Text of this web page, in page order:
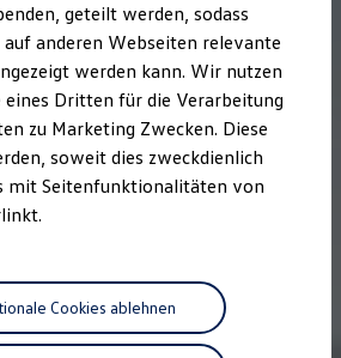
geteilt werden, sodass
auf anderen Webseiten relevante
werden kann. Wir nutzen
eines Dritten für die Verarbeitung
zu Marketing Zwecken. Diese
soweit dies zweckdienlich
mit Seitenfunktionalitäten von
Cookies ablehnen